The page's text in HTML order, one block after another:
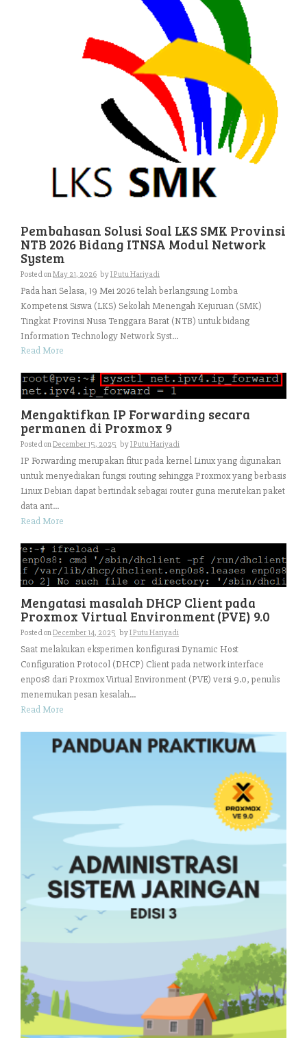
Pembahasan Solusi Soal LKS SMK Provinsi
NTB 2026 Bidang ITNSA Modul Network
System
Posted onMay 21, 2026 byI Putu Hariyadi
Pada hari Selasa, 19 Mei 2026 telah berlangsung Lomba
Kompetensi Siswa (LKS) Sekolah Menengah Kejuruan (SMK)
Tingkat Provinsi Nusa Tenggara Barat (NTB) untuk bidang
Information Technology Network Syst...
Read More
Mengaktifkan IP Forwarding secara
permanen di Proxmox 9
Posted onDecember 15, 2025 byI Putu Hariyadi
IP Forwarding merupakan fitur pada kernel Linux yang digunakan
untuk menyediakan fungsi routing sehingga Proxmox yang berbasis
Linux Debian dapat bertindak sebagai router guna merutekan paket
data ant...
Read More
Mengatasi masalah DHCP Client pada
Proxmox Virtual Environment (PVE) 9.0
Posted onDecember 14, 2025 byI Putu Hariyadi
Saat melakukan eksperimen konfigurasi Dynamic Host
Configuration Protocol (DHCP) Client pada network interface
enp0s8 dari Proxmox Virtual Environment (PVE) versi 9.0, penulis
menemukan pesan kesalah...
Read More